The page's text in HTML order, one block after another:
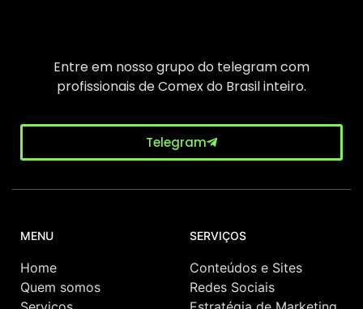
Entre em nosso grupo do telegram com
profissionais de Comex do Brasil inteiro.
Telegram
MENU
Home
Quem somos
SERVIÇOS
Conteúdos e Sites
Redes Sociais